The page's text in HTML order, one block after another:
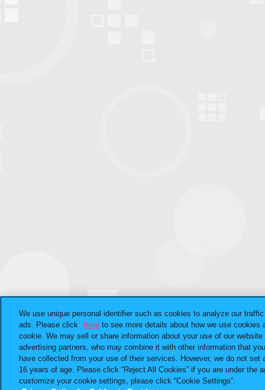
We use unique personal identifier such as cookies to analyze our
ads. Please click
here to see more details about how we use cookies
cookie. We may sell or share information about your use of our
advertising partners, who may combine it with other information that
have collected from your use of their services. However, we do not set
16 years of age. Please click “Reject All Cookies” if you are under the
customize your cookie settings, please click “Cookie Settings”.